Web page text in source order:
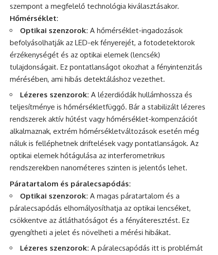
szempont a megfelelő technológia kiválasztásakor.
Hőmérséklet:
Optikai szenzorok: A hőmérséklet-ingadozások
befolyásolhatják az LED-ek fényerejét, a fotodetektorok
érzékenységét és az optikai elemek (lencsék)
tulajdonságait. Ez pontatlanságot okozhat a fényintenzitás
mérésében, ami hibás detektáláshoz vezethet.
Lézeres szenzorok: A lézerdiódák hullámhossza és
teljesítménye is hőmérsékletfüggő. Bár a stabilizált lézeres
rendszerek aktív hűtést vagy hőmérséklet-kompenzációt
alkalmaznak, extrém hőmérsékletváltozások esetén még
náluk is felléphetnek driftelések vagy pontatlanságok. Az
optikai elemek hőtágulása az interferometrikus
rendszerekben nanométeres szinten is jelentős lehet.
Páratartalom és páralecsapódás:
Optikai szenzorok: A magas páratartalom és a
páralecsapódás elhomályosíthatja az optikai lencséket,
csökkentve az átláthatóságot és a fényáteresztést. Ez
gyengítheti a jelet és növelheti a mérési hibákat.
Lézeres szenzorok: A páralecsapódás itt is problémát